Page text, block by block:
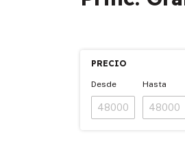
PRECIO
Desde Hasta